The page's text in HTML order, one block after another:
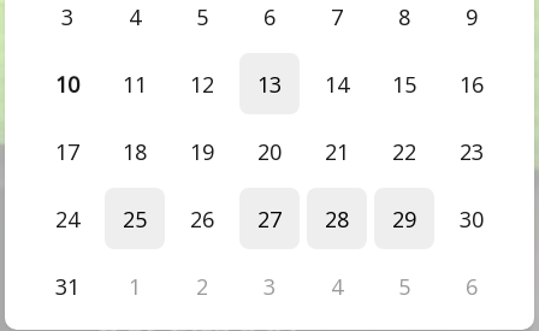
3 4 5 6 7 8 9
10 11 12 13 14 15 16
17 18 19 20 21 22 23
24 25 26 27 28 29 30
31 1 2 3 4 5 6